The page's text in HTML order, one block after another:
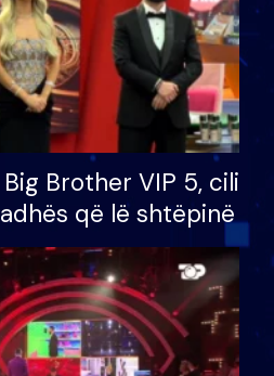
Brother VIP 5, cili
që lë shtëpinë